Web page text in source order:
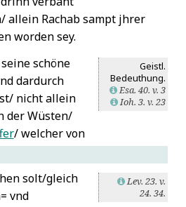
allein Rachab sampt jhrer
worden sey.
Geistl.
Bedeuthung.
LEsa. 40. v. 3
LIoh. 3. v. 23
schöne
dardurch
nicht allein
der Wüsten/
/ welcher von
LLev. 23. v.
24. 34.
solt/gleich
vnd